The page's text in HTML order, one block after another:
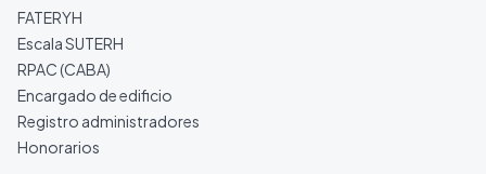
FATERYH
Escala SUTERH
RPAC (CABA)
Encargado de edificio
Registro administradores
Honorarios